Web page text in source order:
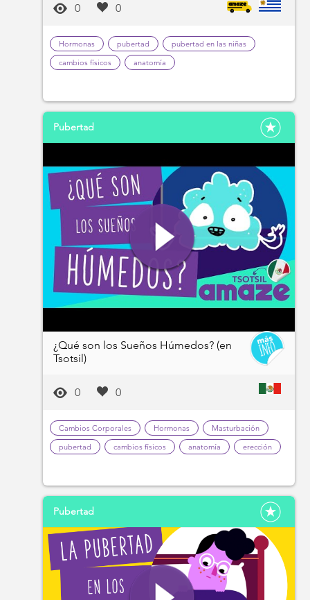
0 0
Hormonas pubertad
pubertad en las niñas
cambios físicos
anatomía
Pubertad
¿Qué son los Sueños Húmedos? (en
Tsotsil)
0 0
Cambios Corporales Hormonas
Masturbación
pubertad
cambios físicos anatomía erección
Pubertad